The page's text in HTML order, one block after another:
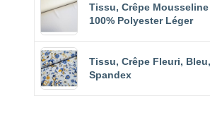
Tissu, Crêpe
100% Polyester Léger
Tissu, Crêpe Fleuri,
Spandex